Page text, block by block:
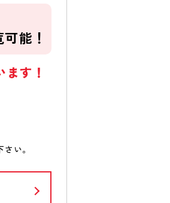
能！
す！
い。